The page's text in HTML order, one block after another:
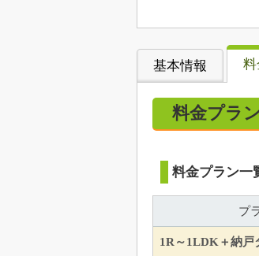
基本情報
料金プラ
料金プラン一
プ
1R～1LDK＋納戸